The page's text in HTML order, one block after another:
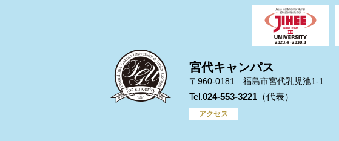
宮代キャンパス
〒960-0181 福島市宮代乳児池1-1
024-553-3221
アクセス